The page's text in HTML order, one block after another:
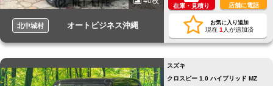
北中城村 オートビジネス沖縄
在庫・見積り 店舗に電話
お気に入り追加
現在 1 人が追加済
スズキ
クロスビー 1.0 ハイブリッド MZ